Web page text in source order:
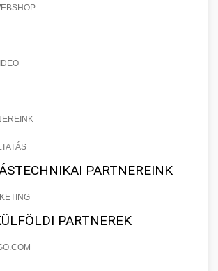
PARTNEREINK
PARTNEREK